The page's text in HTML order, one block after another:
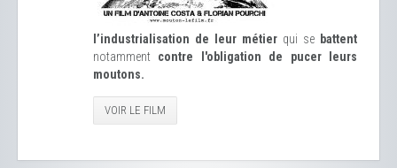
l’industrialisation de leur métier qui se battent
notamment contre l'obligation de pucer leurs
moutons.
VOIR LE FILM